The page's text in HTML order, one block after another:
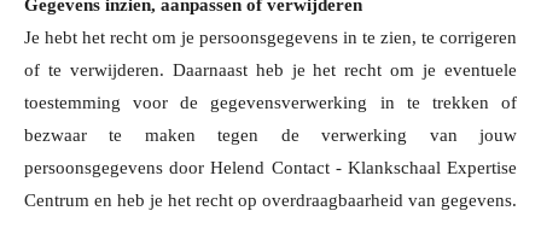
Gegevens inzien, aanpassen of verwijderen
Je hebt het recht om je persoonsgegevens in te zien, te corrigeren
of te verwijderen. Daarnaast heb je het recht om je eventuele
toestemming voor de gegevensverwerking in te trekken of
bezwaar te maken tegen de verwerking van jouw
persoonsgegevens door Helend Contact - Klankschaal Expertise
Centrum en heb je het recht op overdraagbaarheid van gegevens.